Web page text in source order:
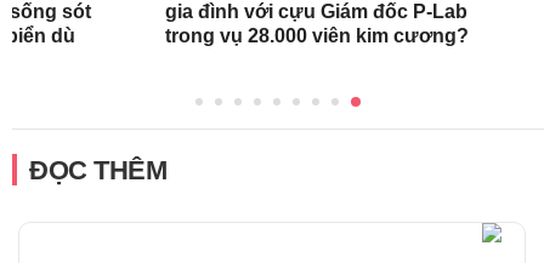
sống sót
biển dù
gia đình với cựu Giám đốc P-Lab
trong vụ 28.000 viên kim cương?
ĐỌC THÊM